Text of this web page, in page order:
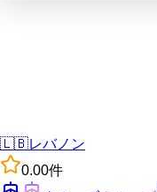
🇱🇧レバノン
0.00件